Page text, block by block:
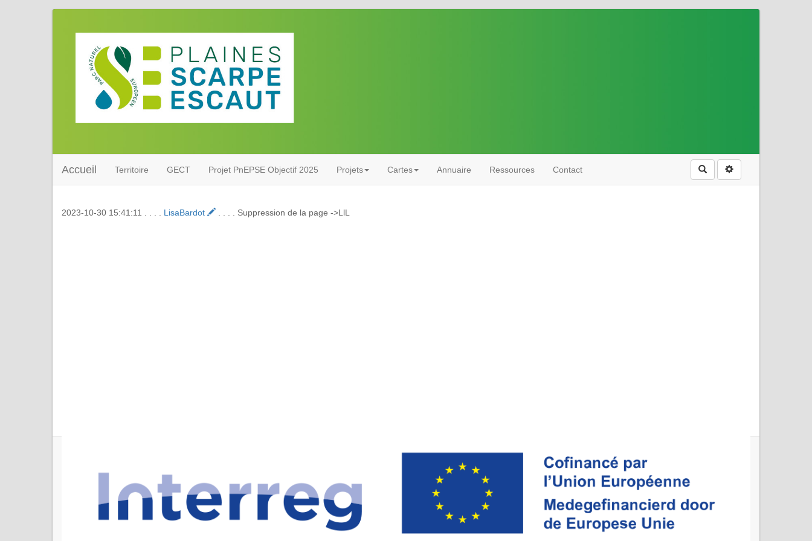
Accueil Territoire GECT Projet PnEPSE Objectif 2025 Projets Cartes Annuaire Ressources Contact Rechercher
2023-10-30 15:41:11 . . . . LisaBardot . . . . Suppression de la page ->LlL